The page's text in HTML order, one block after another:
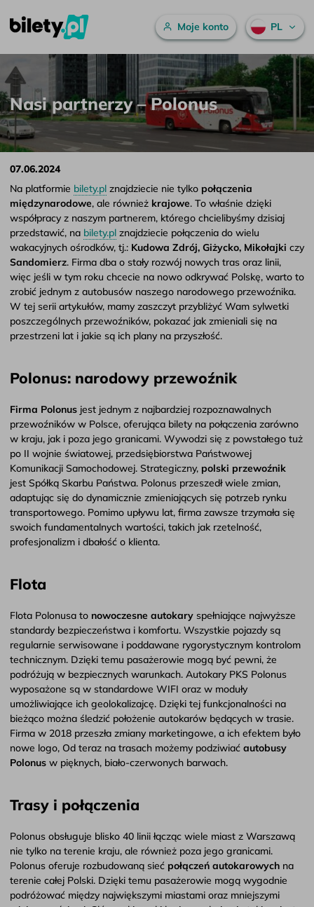
Przejdź do treści
Nasi partnerzy – Polonus – bilety.pl
Menu główne
Moje konto PL
Nasi partnerzy – Polonus
07.06.2024
Na platformie bilety.pl znajdziecie nie tylko połączenia
międzynarodowe, ale również krajowe. To właśnie dzięki
współpracy z naszym partnerem, którego chcielibyśmy dzisiaj
przedstawić, na bilety.pl znajdziecie połączenia do wielu
wakacyjnych ośrodków, tj.: Kudowa Zdrój, Giżycko, Mikołajki czy
Sandomierz. Firma dba o stały rozwój nowych tras oraz linii,
więc jeśli w tym roku chcecie na nowo odkrywać Polskę, warto to
zrobić jednym z autobusów naszego narodowego przewoźnika.
W tej serii artykułów, mamy zaszczyt przybliżyć Wam sylwetki
poszczególnych przewoźników, pokazać jak zmieniali się na
przestrzeni lat i jakie są ich plany na przyszłość.
Polonus: narodowy przewoźnik
Firma Polonus jest jednym z najbardziej rozpoznawalnych
przewoźników w Polsce, oferująca bilety na połączenia zarówno
w kraju, jak i poza jego granicami. Wywodzi się z powstałego tuż
po II wojnie światowej, przedsiębiorstwa Państwowej
Komunikacji Samochodowej. Strategiczny, polski przewoźnik
jest Spółką Skarbu Państwa. Polonus przeszedł wiele zmian,
adaptując się do dynamicznie zmieniających się potrzeb rynku
transportowego. Pomimo upływu lat, firma zawsze trzymała się
swoich fundamentalnych wartości, takich jak rzetelność,
profesjonalizm i dbałość o klienta.
Flota
Flota Polonusa to nowoczesne autokary spełniające najwyższe
standardy bezpieczeństwa i komfortu. Wszystkie pojazdy są
regularnie serwisowane i poddawane rygorystycznym kontrolom
technicznym. Dzięki temu pasażerowie mogą być pewni, że
podróżują w bezpiecznych warunkach. Autokary PKS Polonus
wyposażone są w standardowe WIFI oraz w moduły
umożliwiające ich geolokalizajcę. Dzięki tej funkcjonalności na
bieżąco można śledzić położenie autokarów będących w trasie.
Firma w 2018 przeszła zmiany marketingowe, a ich efektem było
nowe logo, Od teraz na trasach możemy podziwiać autobusy
Polonus w pięknych, biało-czerwonych barwach.
Trasy i połączenia
Polonus obsługuje blisko 40 linii łącząc wiele miast z Warszawą
nie tylko na terenie kraju, ale również poza jego granicami.
Polonus oferuje rozbudowaną sieć połączeń autokarowych na
terenie całej Polski. Dzięki temu pasażerowie mogą wygodnie
podróżować między największymi miastami oraz mniejszymi